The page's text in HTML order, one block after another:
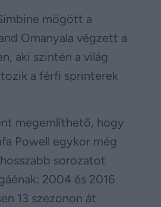
mögött a
Omanyala végzett a
aki szintén a világ
a férfi sprinterek
megemlíthető, hogy
Powell egykor még
sorozatot
2004 és 2016
13 szezonon át